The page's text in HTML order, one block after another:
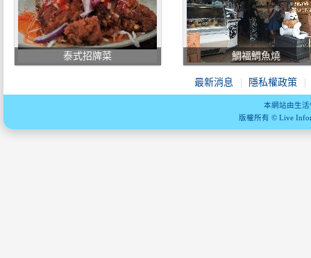
泰式招牌菜 鯛福鯛魚燒
最新消息 隱私權政策
本網站由生
版權所有 © Live